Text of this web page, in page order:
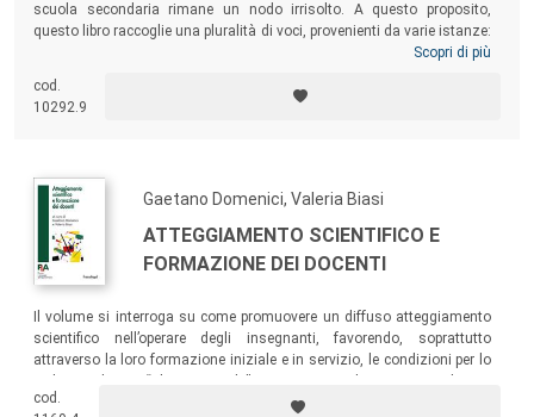
scuola secondaria rimane un nodo irrisolto. A questo proposito,
questo libro raccoglie una pluralità di voci, provenienti da varie istanze:
la pedagogia universitaria, le associazioni professionali dei docenti
di presentare soluzioni definitive alla formazione dei docenti, bensì
quello di offrire una varietà di ipotesi e di interpretazioni, in modo da
Scopri di più
cod.
10292.9
Gaetano Domenici, Valeria Biasi
ATTEGGIAMENTO SCIENTIFICO E
FORMAZIONE DEI DOCENTI
Il volume si interroga su come promuovere un diffuso atteggiamento
scientifico nell’operare degli insegnanti, favorendo, soprattutto
attraverso la loro formazione iniziale e in servizio, le condizioni per lo
squisitamente scientifico.
cod.